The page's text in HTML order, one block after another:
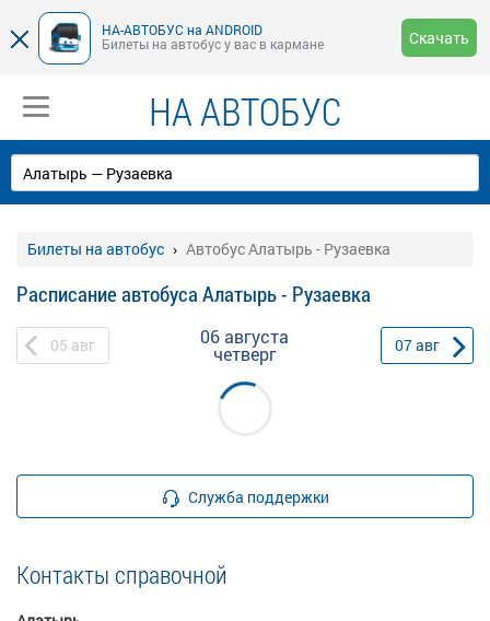
НА-АВТОБУС на ANDROID
Билеты на автобус у вас в кармане
Скачать
НА АВТОБУС
Билеты на автобус Автобус Алатырь - Рузаевка
Расписание автобуса Алатырь - Рузаевка
05 авг 06 августа
четверг 07авг
Служба поддержки
Контакты справочной